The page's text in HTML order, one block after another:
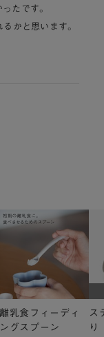
たです。
かと思います。
離乳食フィーディ
ングスプーン
ス
り